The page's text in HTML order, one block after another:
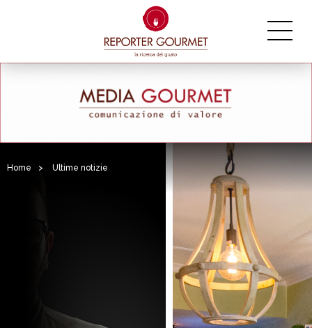
Home > Ultime notizie